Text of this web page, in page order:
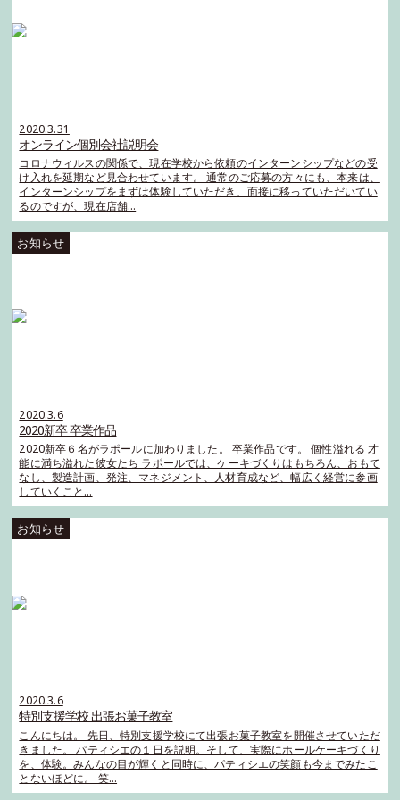
2020.3.31
オンライン個別会社説明会
コロナウィルスの関係で、現在学校から依頼のインターンシップなどの受
け入れを延期など見合わせています。 通常のご応募の方々にも、本来は、
インターンシップをまずは体験していただき、面接に移っていただいてい
るのですが、現在店舗…
2020.3.6
2020新卒 卒業作品
2020新卒６名がラポールに加わりました。 卒業作品です。 個性溢れる 才
能に満ち溢れた彼女たち ラポールでは、ケーキづくりはもちろん、おもて
なし、製造計画、発注、マネジメント、人材育成など、幅広く経営に参画
していくこと…
2020.3.6
特別支援学校 出張お菓子教室
こんにちは。 先日、特別支援学校にて出張お菓子教室を開催させていただ
きました。 パティシエの１日を説明。そして、実際にホールケーキづくり
を、体験。みんなの目が輝くと同時に、パティシエの笑顔も今までみたこ
とないほどに。 笑…